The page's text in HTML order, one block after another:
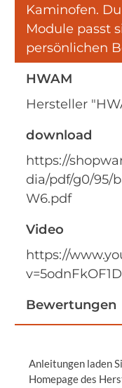
Kaminofen.
Module passt
persönlichen
HWAM
Hersteller
download
https://
dia/pdf/g0/95/
W6.pdf
Video
https://
Bewertungen
Anleitungen laden
Homepage des